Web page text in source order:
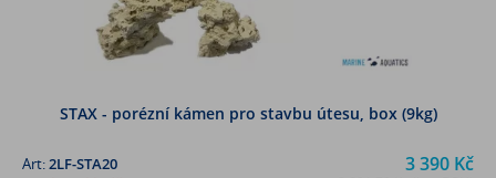
STAX - porézní kámen pro stavbu útesu, box (9kg)
3 390 Kč
Art:2LF-STA20